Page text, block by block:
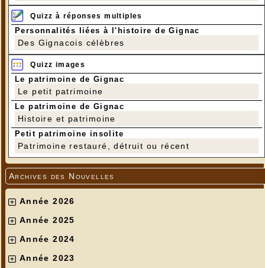
Quizz à réponses multiples
Personnalités liées à l'histoire de Gignac
Des Gignacois célèbres
Quizz images
Le patrimoine de Gignac
Le petit patrimoine
Le patrimoine de Gignac
Histoire et patrimoine
Petit patrimoine insolite
Patrimoine restauré, détruit ou récent
Archives des Nouvelles
Année 2026
Année 2025
Année 2024
Année 2023